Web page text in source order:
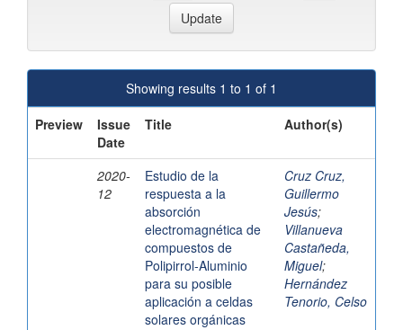
Showing results 1 to 1 of 1
Preview
Issue
Date
Title Author(s)
2020-
12
Estudio de la
respuesta a la
absorción
electromagnética de
compuestos de
Polipirrol-Aluminio
para su posible
aplicación a celdas
solares orgánicas
Cruz Cruz,
Guillermo
Jesús;
Villanueva
Castañeda,
Miguel;
Hernández
Tenorio, Celso